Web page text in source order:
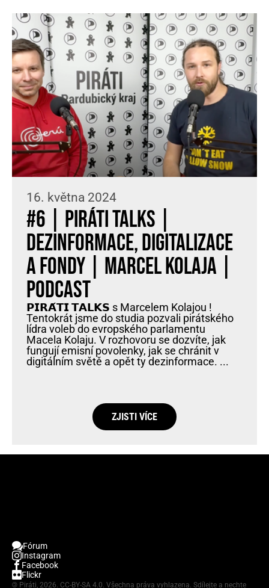
16. května 2024
#6 | PIRÁTI TALKS |
dezinformace, digitalizace
a fondy | MARCEL KOLAJA |
PODCAST
𝗣𝗜𝗥𝗔́𝗧𝗜 𝗧𝗔𝗟𝗞𝗦 s Marcelem Kolajou !
Tentokrát jsme do studia pozvali pirátského
lídra voleb do evropského parlamentu
Macela Kolaju. V rozhovoru se dozvíte, jak
fungují emisní povolenky, jak se chránit v
digitálním světě a opět ty dezinformace. ...
ZJISTI VÍCE
Fórum
Instagram
Facebook
Flickr
© Piráti, 2026. CC-BY-SA 4.0. Všechna práva vyhlazena. Sdílejte a nechte